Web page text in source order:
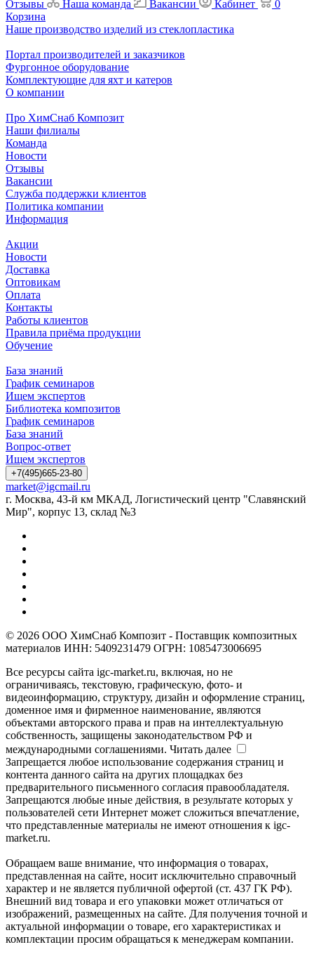
Отзывы
Наша команда Вакансии Кабинет
0
Корзина
Наше производство изделий из стеклопластика
Портал производителей и заказчиков
Фургонное оборудование
Комплектующие для яхт и катеров
О компании
Про ХимСнаб Композит
Наши филиалы
Команда
Новости
Отзывы
Вакансии
Служба поддержки клиентов
Политика компании
Информация
Акции
Новости
Доставка
Оптовикам
Оплата
Контакты
Работы клиентов
Правила приёма продукции
Обучение
База знаний
График семинаров
Ищем экспертов
Библиотека композитов
График семинаров
База знаний
Вопрос-ответ
Ищем экспертов
+7(495)665-23-80
market@igcmail.ru
г. Москва, 43-й км МКАД, Логистический центр "Славянский
Мир", корпус 13, склад №3
© 2026 ООО ХимСнаб Композит - Поставщик композитных
материалов ИНН: 5409231479 ОГРН: 1085473006695
Все ресурсы сайта igc-market.ru, включая, но не
ограничиваясь, текстовую, графическую, фото- и
видеоинформацию, структуру, дизайн и оформление страниц,
доменное имя и фирменное наименование, являются
объектами авторского права и прав на интеллектуальную
собственность, защищены законодательством РФ и
международными соглашениями. Читать далее
Запрещается любое использование содержания страниц и
контента данного сайта на других площадках без
предварительного письменного согласия правообладателя.
Запрещаются любые иные действия, в результате которых у
пользователей сети Интернет может сложиться впечатление,
что представленные материалы не имеют отношения к igc-
market.ru.
Обращаем ваше внимание, что информация о товарах,
представленная на сайте, носит исключительно справочный
характер и не является публичной офертой (ст. 437 ГК РФ).
Внешний вид товара и его упаковки может отличаться от
изображений, размещенных на сайте. Для получения точной и
актуальной информации о товаре, его характеристиках и
комплектации просим обращаться к менеджерам компании.